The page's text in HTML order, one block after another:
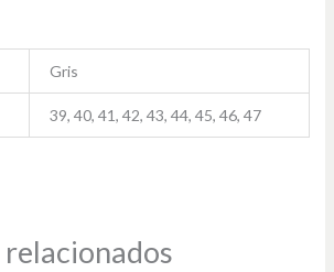
Gris
39, 40, 41, 42, 43, 44, 45, 46, 47